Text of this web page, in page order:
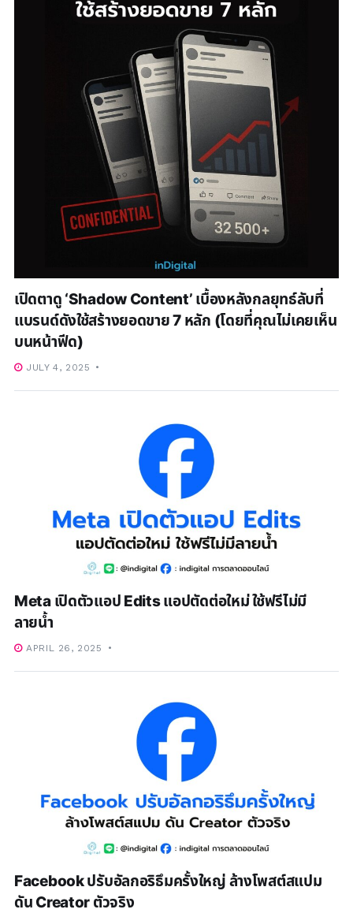
เปิดตาดู ‘Shadow Content’ เบื้องหลังกลยุทธ์ลับที่
แบรนด์ดังใช้สร้างยอดขาย 7 หลัก (โดยที่คุณไม่เคยเห็น
บนหน้าฟีด)
JULY 4, 2025
Meta เปิดตัวแอป Edits แอปตัดต่อใหม่ ใช้ฟรีไม่มี
ลายน้ำ
APRIL 26, 2025
Facebook ปรับอัลกอริธึมครั้งใหญ่ ล้างโพสต์สแปม
ดัน Creator ตัวจริง